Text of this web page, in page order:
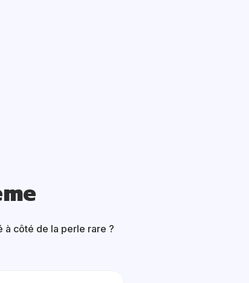
à côté de la perle rare ?